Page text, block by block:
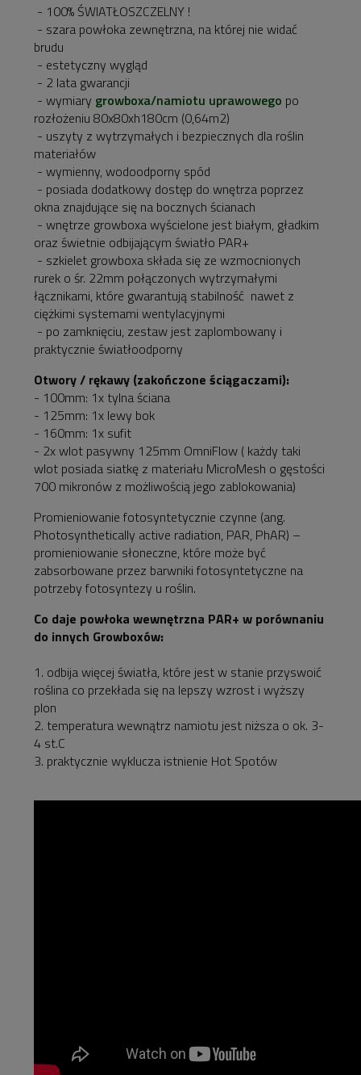
- 100% ŚWIATŁOSZCZELNY !
- szara powłoka zewnętrzna, na której nie widać
brudu
- estetyczny wygląd
- 2 lata gwarancji
- wymiary growboxa/namiotu uprawowego po
rozłożeniu 80x80xh180cm (0,64m2)
- uszyty z wytrzymałych i bezpiecznych dla roślin
materiałów
- wymienny, wodoodporny spód
- posiada dodatkowy dostęp do wnętrza poprzez
okna znajdujące się na bocznych ścianach
- wnętrze growboxa wyścielone jest białym, gładkim
oraz świetnie odbijającym światło PAR+
- szkielet growboxa składa się ze wzmocnionych
rurek o śr. 22mm połączonych wytrzymałymi
łącznikami, które gwarantują stabilność nawet z
ciężkimi systemami wentylacyjnymi
- po zamknięciu, zestaw jest zaplombowany i
praktycznie światłoodporny
Otwory / rękawy (zakończone ściągaczami):
- 100mm: 1x tylna ściana
- 125mm: 1x lewy bok
- 160mm: 1x sufit
- 2x wlot pasywny 125mm OmniFlow ( każdy taki
wlot posiada siatkę z materiału MicroMesh o gęstości
700 mikronów z możliwością jego zablokowania)
Promieniowanie fotosyntetycznie czynne (ang.
Photosynthetically active radiation, PAR, PhAR) –
promieniowanie słoneczne, które może być
zabsorbowane przez barwniki fotosyntetyczne na
potrzeby fotosyntezy u roślin.
Co daje powłoka wewnętrzna PAR+ w porównaniu
do innych Growboxów:
1. odbija więcej światła, które jest w stanie przyswoić
roślina co przekłada się na lepszy wzrost i wyższy
plon
2. temperatura wewnątrz namiotu jest niższa o ok. 3-
4 st.C
3. praktycznie wyklucza istnienie Hot Spotów